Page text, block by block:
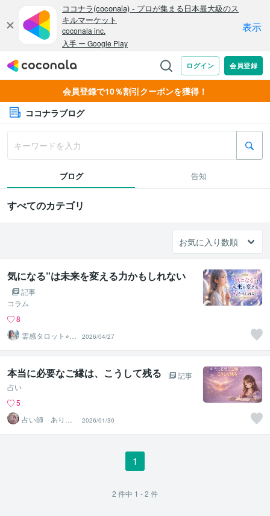
会員登録で10％割引クーポンを獲得！
ココナラブログ
ブログ 告知
すべてのカテゴリ
気になる”は未来を変える力かもしれない
記事
コラム
8
霊感タロット⭐︎エ
アリーズ
2026/04/27
本当に必要なご縁は、こうして残る
記事
占い
5
占い師 ありえ
る
2026/01/30
1
2 件中 1 - 2 件